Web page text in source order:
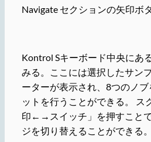
Navigate セクションの矢印ボ
Kontrol Sキーボード中央にあ
みる。ここには選択したサン
ーターが表示され、8つのノ
ットを行うことができる。 ス
印←→スイッチ」を押すこと
ジを切り替えることができる。